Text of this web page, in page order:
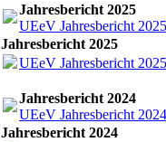
Jahresbericht 2025
UEeV Jahresbericht
Jahresbericht 2025
UEeV Jahresbericht
Jahresbericht 2024
UEeV Jahresbericht
Jahresbericht 2024